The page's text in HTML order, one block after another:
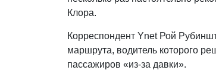
Клора.
Корреспондент Ynet Рой
маршрута, водитель которого
пассажиров «из-за давки».